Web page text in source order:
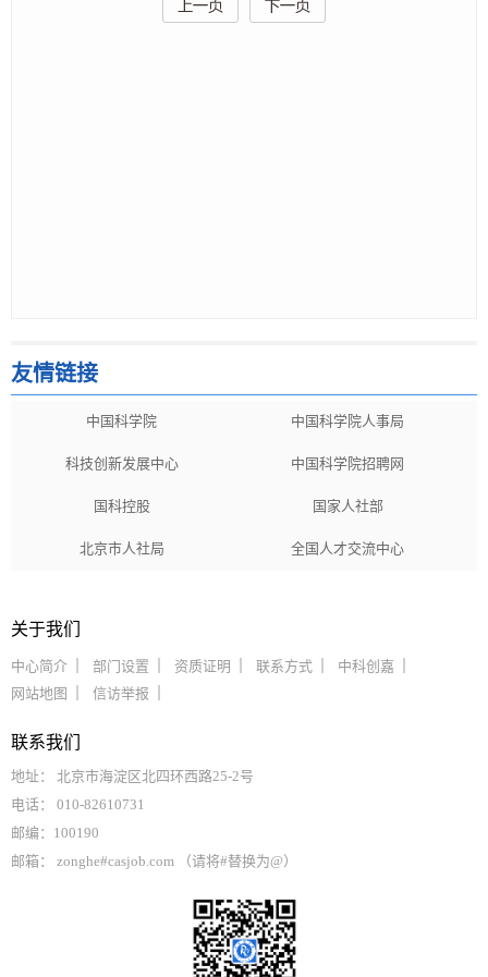
友情链接
中国科学院 中国科学院人事局
科技创新发展中心 中国科学院招聘网
国科控股 国家人社部
北京市人社局 全国人才交流中心
关于我们
中心简介 部门设置 资质证明 联系方式
中科创嘉
网站地图
信访举报
联系我们
地址： 北京市海淀区北四环西路25-2号
电话： 010-82610731
邮编：100190
邮箱： zonghe#casjob.com （请将#替换为@）